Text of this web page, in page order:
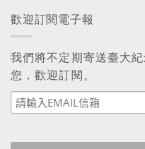
歡迎訂閱電子報
我們將不定期寄送臺大
您，歡迎訂閱。